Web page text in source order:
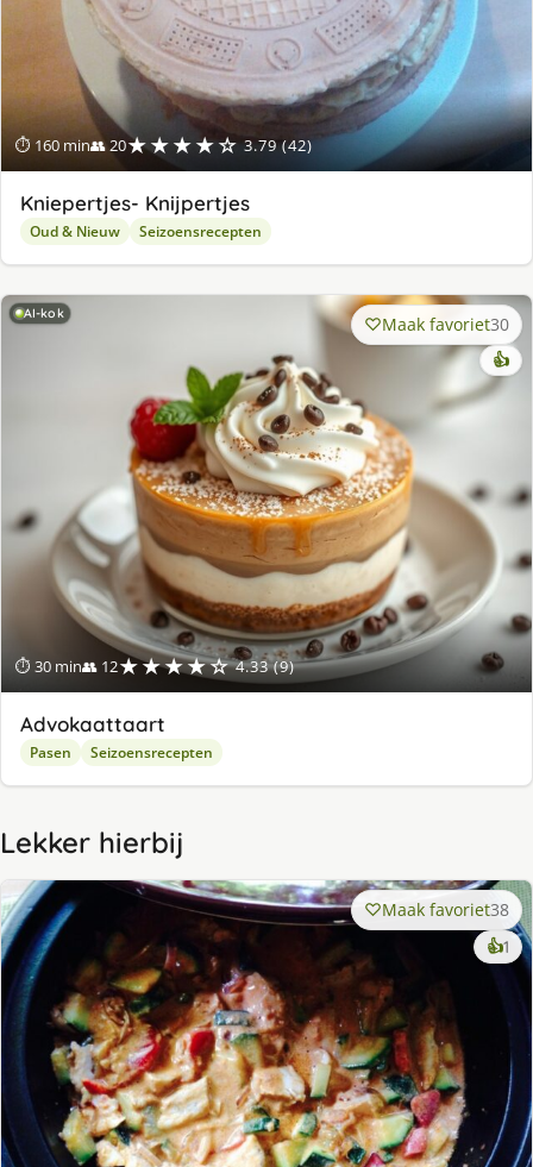
⏱ 160 min👥 20★★★★☆ 3.79 (42)
Kniepertjes- Knijpertjes
Oud & Nieuw Seizoensrecepten
AI-kok
⏱ 30 min👥 12★★★★☆ 4.33 (9)
Maak favoriet30
👍
Advokaattaart
Pasen Seizoensrecepten
Lekker hierbij
Maak favoriet38
👍1